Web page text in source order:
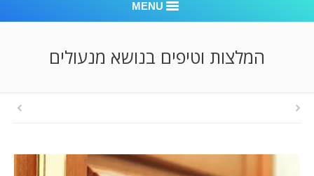
MENU
חדר חדשות
המלצות וטיפים בנושא מנעולים